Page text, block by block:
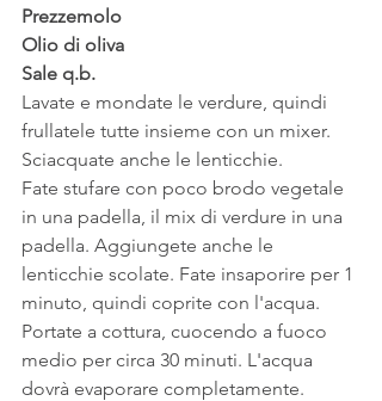
Prezzemolo
Olio di oliva
Sale q.b.
Lavate e mondate le verdure, quindi
frullatele tutte insieme con un mixer.
Sciacquate anche le lenticchie.
Fate stufare con poco brodo vegetale
in una padella, il mix di verdure in una
padella. Aggiungete anche le
lenticchie scolate. Fate insaporire per 1
minuto, quindi coprite con l'acqua.
Portate a cottura, cuocendo a fuoco
medio per circa 30 minuti. L'acqua
dovrà evaporare completamente.